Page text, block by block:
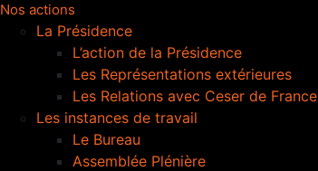
Nos actions
La Présidence
L’action de la Présidence
Les Représentations extérieures
Les Relations avec Ceser de France
Les instances de travail
Le Bureau
Assemblée Plénière